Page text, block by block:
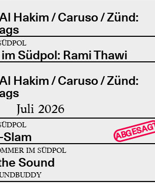
Hakim / Caruso / Zünd:
Südpol: Rami Thawi
Hakim / Caruso / Zünd:
Juli 2026
IM SÜDPOL
Sound